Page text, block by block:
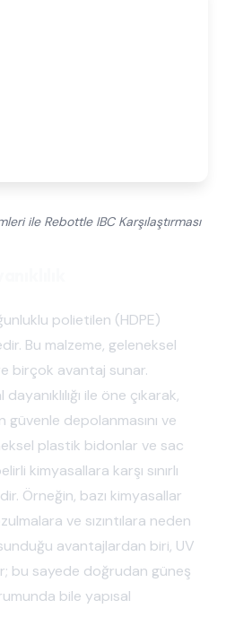
ile Rebottle IBC Karşılaştırması
polietilen (HDPE)
Bu malzeme, geleneksel
birçok avantaj sunar.
ile öne çıkarak,
güvenle depolanmasını ve
plastik bidonlar ve sac
kimyasallara karşı sınırlı
Örneğin, bazı kimyasallar
ve sızıntılara neden
avantajlardan biri, UV
bu sayede doğrudan güneş
bile yapısal